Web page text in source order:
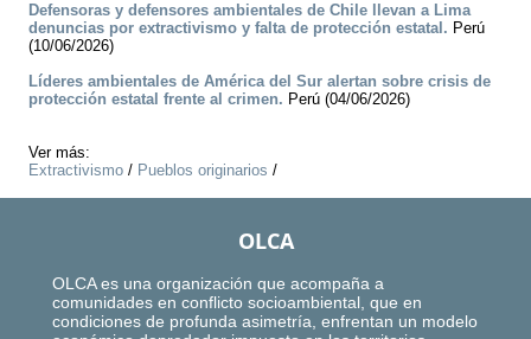
Defensoras y defensores ambientales de Chile llevan a Lima
denuncias por extractivismo y falta de protección estatal. Perú
(10/06/2026)
Líderes ambientales de América del Sur alertan sobre crisis de
protección estatal frente al crimen. Perú (04/06/2026)
Ver más:
Extractivismo / Pueblos originarios /
OLCA
OLCA es una organización que acompaña a
comunidades en conflicto socioambiental, que en
condiciones de profunda asimetría, enfrentan un modelo